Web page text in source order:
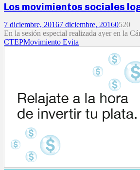
Los movimientos sociales
7 diciembre, 20167 diciembre, 20160520
En la sesión especial realizada ayer en la
CTEPMovimiento Evita